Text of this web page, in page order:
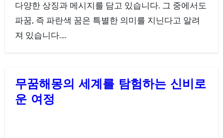
다양한 상징과 메시지를 담고 있습니다. 그 중에서도
파꿈, 즉 파란색 꿈은 특별한 의미를 지닌다고 알려
져 있습니다.…
무꿈해몽의 세계를 탐험하는 신비로
운 여정